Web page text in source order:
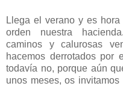
Llega el verano y es
orden nuestra
caminos y calurosas
hacemos derrotados por
todavía no, porque aún
unos meses, os